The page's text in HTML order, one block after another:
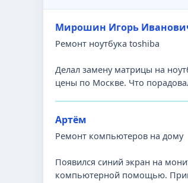
Мирошин Игорь
Ремонт ноутбука toshiba
Делал замену матрицы на
цены по Москве. Что
Артём
Ремонт компьютеров на дому
Появился синий экран на
компьютерной помощью.